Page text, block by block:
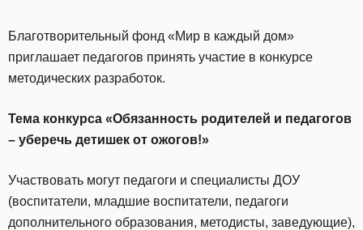
Благотворительный фонд «Мир в каждый дом»
приглашает педагогов принять участие в конкурсе
методических разработок.
Тема конкурса «Обязанность родителей и педагогов
– уберечь детишек от ожогов!»
Участвовать могут педагоги и специалисты ДОУ
(воспитатели, младшие воспитатели, педагоги
дополнительного образования, методисты, заведующие),